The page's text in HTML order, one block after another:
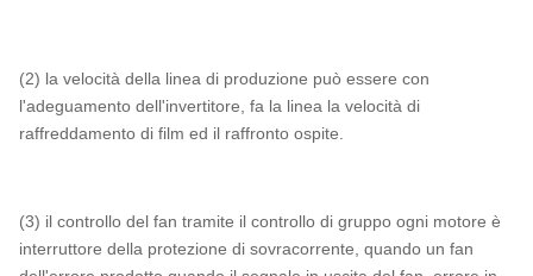
(2) la velocità della linea di produzione può essere con
l'adeguamento dell'invertitore, fa la linea la velocità di
raffreddamento di film ed il raffronto ospite.
(3) il controllo del fan tramite il controllo di gruppo ogni motore è
interruttore della protezione di sovracorrente, quando un fan